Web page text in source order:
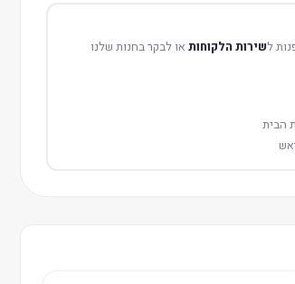
לשירות הלקוחותאו לבקר בחנות שלנו
הבית